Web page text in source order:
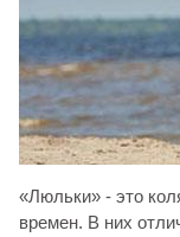
«Люльки» - это
времен. В них